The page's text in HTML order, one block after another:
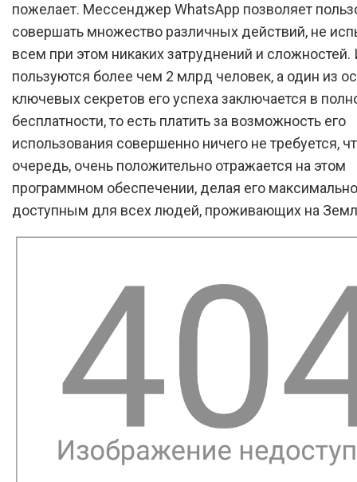
пожелает. Мессенджер WhatsApp позволяет
совершать множество различных действий, не
всем при этом никаких затруднений и
пользуются более чем 2 млрд человек, а один из
ключевых секретов его успеха заключается в
бесплатности, то есть платить за возможность его
использования совершенно ничего не требуется,
очередь, очень положительно отражается на этом
программном обеспечении, делая его максимально
доступным для всех людей, проживающих на